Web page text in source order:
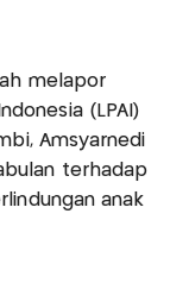
melapor
(LPAI)
Amsyarnedi
terhadap
anak